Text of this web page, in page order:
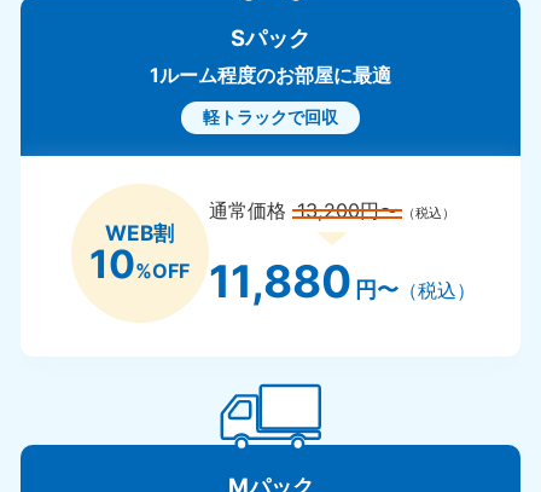
Sパック
1ルーム程度のお部屋に最適
軽トラックで回収
WEB割
10%OFF
通常価格13,200円〜 （税込）
11,880 円〜（税込）
Mパック